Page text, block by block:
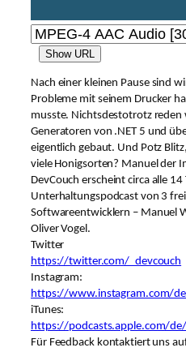
Show URL
Nach einer kleinen Pause sind
Probleme mit seinem Drucker
musste. Nichtsdestotrotz reden
Generatoren von .NET 5 und
eigentlich gebaut. Und Potz
viele Honigsorten? Manuel der
DevCouch erscheint circa alle
Unterhaltungspodcast von 3
Softwareentwicklern – Manuel
Oliver Vogel.
Twitter
https://twitter.com/_devcouch
Instagram:
https://www.instagram.com/
iTunes:
https://podcasts.apple.com/
Für Feedback kontaktiert uns